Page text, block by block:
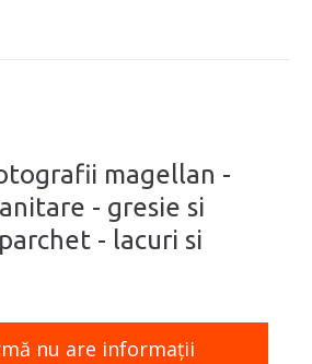
magellan -
- gresie si
- lacuri si
nu are informaţii